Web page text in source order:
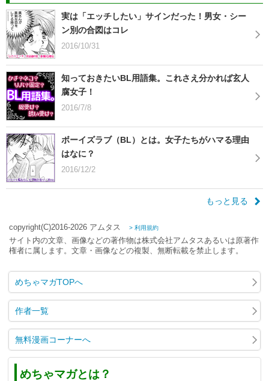
実は「エッチしたい」サインだった！男女・シー
ン別の合図はコレ
2016/10/31
知っておきたいBL用語集。これさえ分かれば玄人
腐女子！
2016/7/8
ボーイズラブ（BL）とは。女子たちがハマる理由
はなに？
2016/12/2
もっと見る
copyright(C)2016-2026 アムタス > 利用規約
サイト内の文章、画像などの著作物は株式会社アムタスあるいは原著作
権者に属します。文章・画像などの複製、無断転載を禁止します。
めちゃマガTOPへ
作者一覧
無料漫画コーナーへ
めちゃマガとは？